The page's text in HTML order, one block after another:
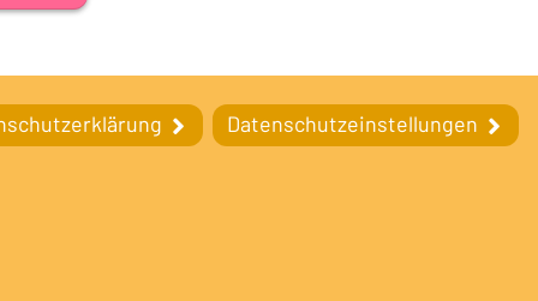
Datenschutzeinstellungen